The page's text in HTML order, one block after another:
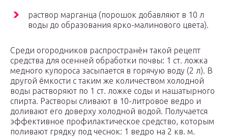
раствор марганца (порошок добавляют в 10 л
воды до образования ярко-малинового цвета).
Среди огородников распространён такой рецепт
средства для осенней обработки почвы: 1 ст. ложка
медного купороса засыпается в горячую воду (2 л). В
другой ёмкости с таким же количеством холодной
воды растворяют по 1 ст. ложке соды и нашатырного
спирта. Растворы сливают в 10-литровое ведро и
доливают его доверху холодной водой. Получается
эффективное профилактическое средство, которым
поливают грядку под чеснок: 1 ведро на 2 кв. м.